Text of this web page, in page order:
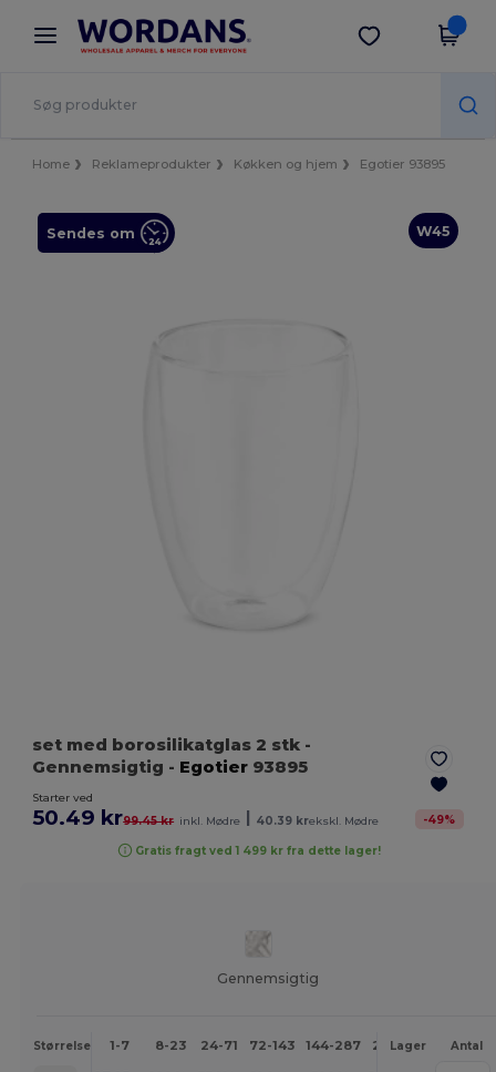
× Wordans-app
Bedre priser i appen!
Hent app
Home Reklameprodukter Køkken og hjem Egotier 93895
W45
Sendes om
set med borosilikatglas 2 stk -
Gennemsigtig - Egotier 93895
Starter ved
50.49 kr99.45 kr inkl. Mødre 40.39 krekskl. Mødre -49%
Gratis fragt ved 1 499 kr fra dette lager!
Gennemsigtig
Størrelse 1-7 8-23 24-71 72-143 144-287 288 + Mere
Lager Antal